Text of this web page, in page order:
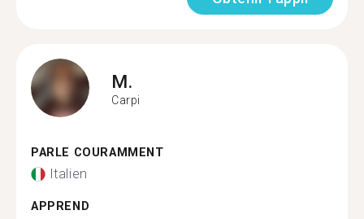
M.
Carpi
PARLE COURAMMENT
Italien
APPREND